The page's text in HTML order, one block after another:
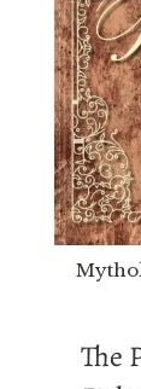
The